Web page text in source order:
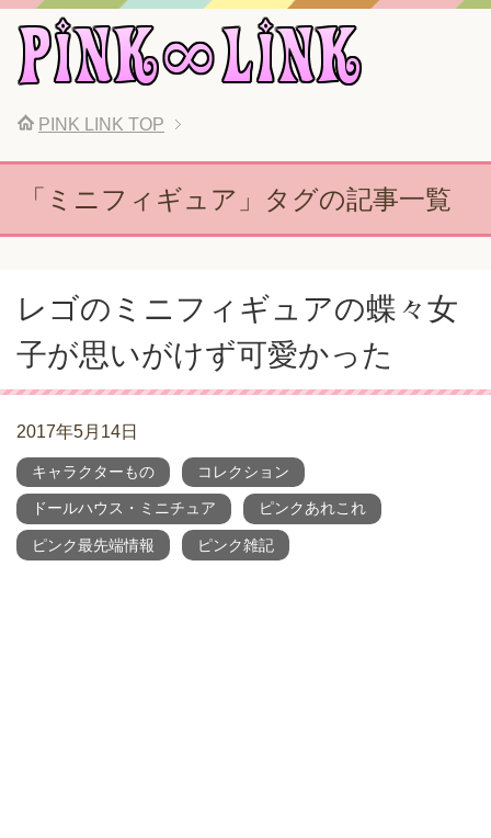
PINK LINK TOP
「ミニフィギュア」タグの記事一覧
レゴのミニフィギュアの蝶々女
子が思いがけず可愛かった
2017年5月14日
キャラクターもの コレクション
ドールハウス・ミニチュア ピンクあれこれ
ピンク最先端情報 ピンク雑記